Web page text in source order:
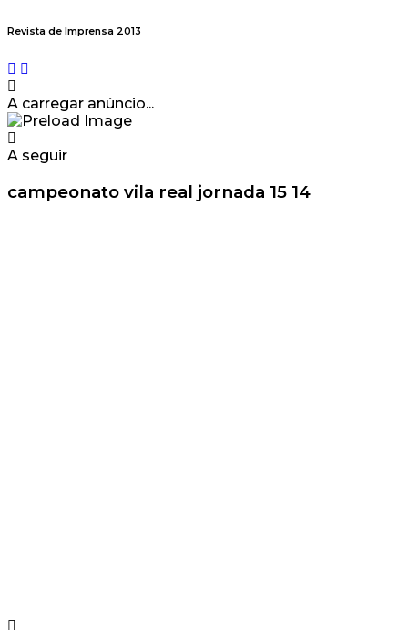
Revista de Imprensa 2013
A carregar anúncio...
A seguir
campeonato vila real jornada 15 14